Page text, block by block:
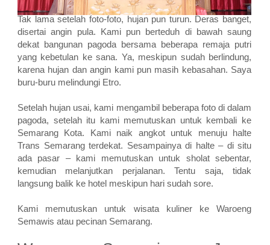
Tak lama setelah foto-foto, hujan pun turun. Deras banget,
disertai angin pula. Kami pun berteduh di bawah saung
dekat bangunan pagoda bersama beberapa remaja putri
yang kebetulan ke sana. Ya, meskipun sudah berlindung,
karena hujan dan angin kami pun masih kebasahan. Saya
buru-buru melindungi Etro.
Setelah hujan usai, kami mengambil beberapa foto di dalam
pagoda, setelah itu kami memutuskan untuk kembali ke
Semarang Kota. Kami naik angkot untuk menuju halte
Trans Semarang terdekat. Sesampainya di halte – di situ
ada pasar – kami memutuskan untuk sholat sebentar,
kemudian melanjutkan perjalanan. Tentu saja, tidak
langsung balik ke hotel meskipun hari sudah sore.
Kami memutuskan untuk wisata kuliner ke Waroeng
Semawis atau pecinan Semarang.